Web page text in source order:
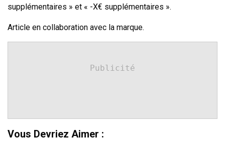
supplémentaires » et « -X€ supplémentaires ».
Article en collaboration avec la marque.
Publicité
Vous Devriez Aimer :